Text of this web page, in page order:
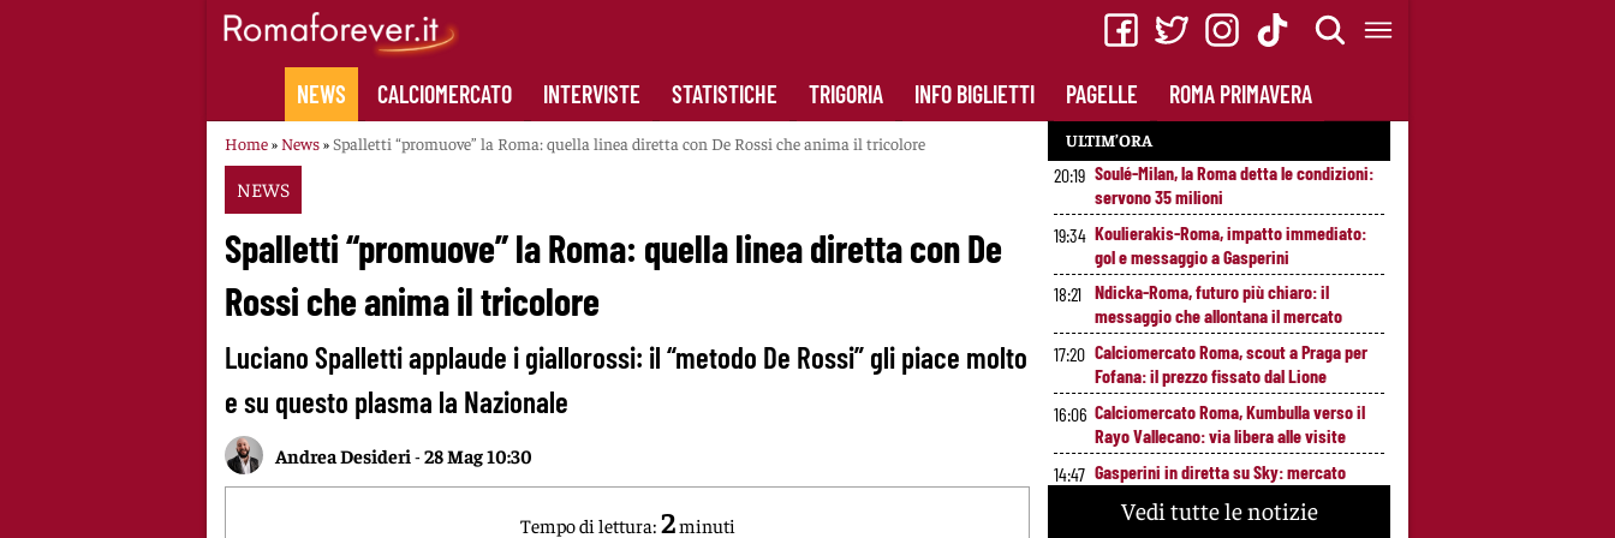
NEWS CALCIOMERCATO INTERVISTE STATISTICHE TRIGORIA INFO BIGLIETTI PAGELLE ROMA PRIMAVERA
Home» News»Spalletti “promuove” la Roma: quella linea diretta con De Rossi che anima il tricolore
NEWS
Spalletti “promuove” la Roma: quella linea diretta con De
Rossi che anima il tricolore
Luciano Spalletti applaude i giallorossi: il “metodo De Rossi” gli piace molto
e su questo plasma la Nazionale
Andrea Desideri -28 Mag 10:30
Tempo di lettura: 2minuti
ULTIM’ORA
20:19 Soulé-Milan, la Roma detta le condizioni:
servono 35 milioni
19:34 Koulierakis-Roma, impatto immediato:
gol e messaggio a Gasperini
18:21 Ndicka-Roma, futuro più chiaro: il
messaggio che allontana il mercato
17:20 Calciomercato Roma, scout a Praga per
Fofana: il prezzo fissato dal Lione
16:06 Calciomercato Roma, Kumbulla verso il
Rayo Vallecano: via libera alle visite
14:47 Gasperini in diretta su Sky: mercato
Vedi tutte le notizie